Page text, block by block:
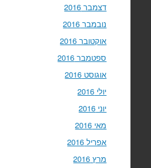
דצמבר 2016
נובמבר 2016
אוקטובר 2016
ספטמבר 2016
אוגוסט 2016
יולי 2016
יוני 2016
מאי 2016
אפריל 2016
מרץ 2016